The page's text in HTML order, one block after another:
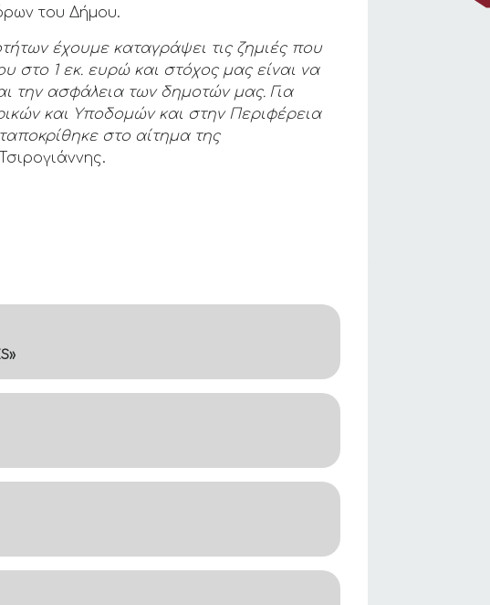
του Δήμου.
έχουμε καταγράψει τις ζημιές που
στο 1 εκ. ευρώ και στόχος μας είναι να
την ασφάλεια των δημοτών μας. Για
και Υποδομών και στην Περιφέρεια
στο αίτημα της